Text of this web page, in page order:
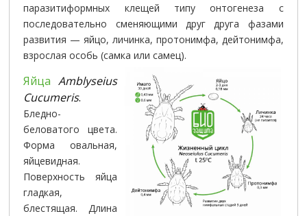
паразитиформных клещей типу онтогенеза с
последовательно сменяющими друг друга фазами
развития — яйцо, личинка, протонимфа, дейтонимфа,
взрослая особь (самка или самец).
Яйца Amblyseius
Cucumeris.
Бледно-
беловатого цвета.
Форма овальная,
яйцевидная.
Поверхность яйца
гладкая,
блестящая. Длина